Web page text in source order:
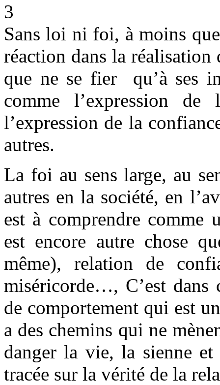
3
Sans loi ni foi, à moins
réaction dans la
que ne se fier qu’à ses
comme l’expression
l’expression de la
autres.
La foi au sens large, au
autres en la société, en
est à comprendre comme
est encore autre chose
même), relation de
miséricorde…, C’est dans
de comportement qui est
a des chemins qui ne
danger la vie, la sienne
tracée sur la vérité de la